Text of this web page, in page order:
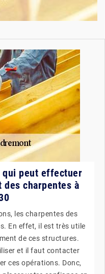
qui peut effectuer
charpentes à
les charpentes des
En effet, il est très utile
de ces structures.
et il faut contacter
ces opérations. Donc,